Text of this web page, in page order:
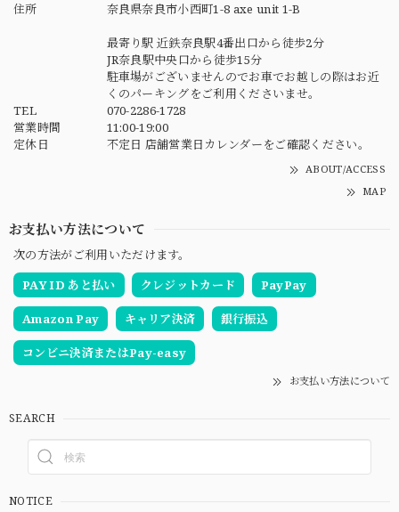
住所 奈良県奈良市小西町1-8 axe unit 1-B
最寄り駅 近鉄奈良駅4番出口から徒歩2分
JR奈良駅中央口から徒歩15分
駐車場がございませんのでお車でお越しの際はお近
くのパーキングをご利用くださいませ。
TEL
070-2286-1728
営業時間
11:00-19:00
定休日
不定日 店舗営業日カレンダーをご確認ください。
ABOUT/ACCESS
MAP
お支払い方法について
次の方法がご利用いただけます。
PAY ID あと払い
クレジットカード PayPay
Amazon Pay キャリア決済 銀行振込
コンビニ決済またはPay-easy
お支払い方法について
SEARCH
NOTICE